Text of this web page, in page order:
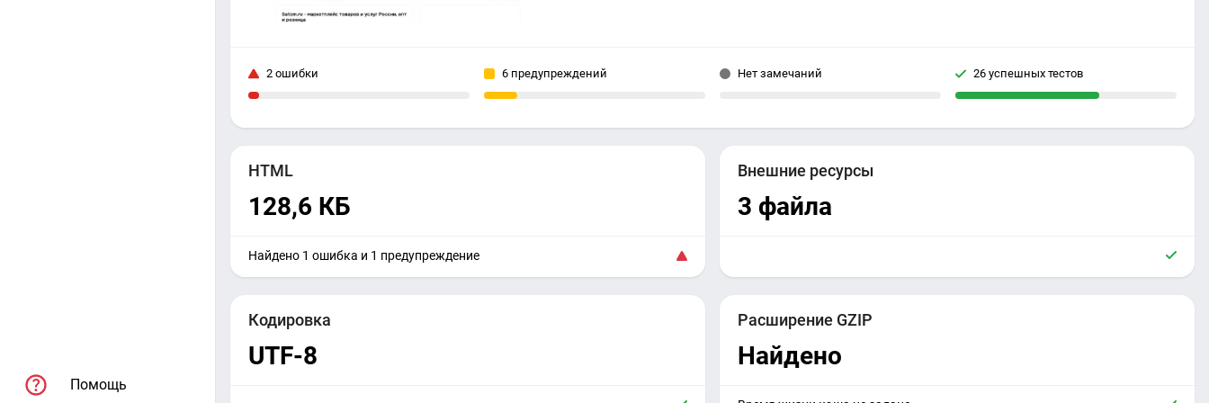
Помощь
2 ошибки 6 предупреждений Нет замечаний 26 успешных тестов
HTML
128,6 КБ
Найдено 1 ошибка и 1 предупреждение
Внешние ресурсы
3 файла
Кодировка
UTF-8
Расширение GZIP
Найдено